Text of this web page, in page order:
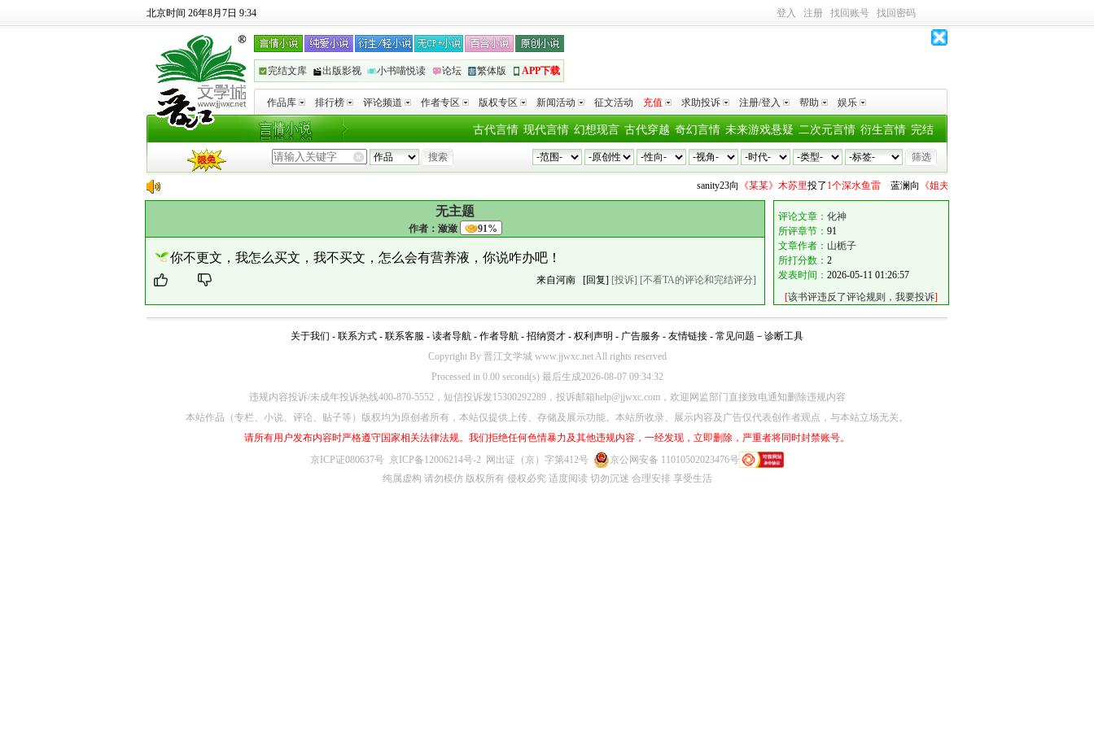
北京时间 26年8月7日 9:34 登入 注册 找回账号 找回密码
完结文库 出版影视 小书喵悦读 论坛 繁体版 APP下载
作品库 排行榜 评论频道 作者专区 版权专区 新闻活动 征文活动 充值 求助投诉 注册/登入 帮助 娱乐
完结
衍生言情
二次元言情
未来游戏悬疑
奇幻言情
古代穿越
幻想现言
现代言情
古代言情
sanity23向《某某》木苏里投了1个深水鱼雷 蓝澜向《姐夫请自重》耳鹿
无主题
作者： 潋潋 91%
你不更文，我怎么买文，我不买文，怎么会有营养液，你说咋办吧！
来自河南 [回复] [投诉] [不看TA的评论和完结评分]
评论文章： 化神
所评章节： 91
文章作者： 山栀子
所打分数： 2
发表时间： 2026-05-11 01:26:57
[该书评违反了评论规则，我要投诉]
关于我们 - 联系方式 - 联系客服 - 读者导航 - 作者导航 - 招纳贤才 - 权利声明 - 广告服务 - 友情链接 - 常见问题 － 诊断工具
Copyright By 晋江文学城 www.jjwxc.net All rights reserved
Processed in 0.00 second(s) 最后生成2026-08-07 09:34:32
违规内容投诉/未成年投诉热线400-870-5552，短信投诉发15300292289，投诉邮箱help@jjwxc.com，欢迎网监部门直接致电通知删除违规内容
本站作品（专栏、小说、评论、贴子等）版权均为原创者所有，本站仅提供上传、存储及展示功能。本站所收录、展示内容及广告仅代表创作者观点，与本站立场无关。
请所有用户发布内容时严格遵守国家相关法律法规。我们拒绝任何色情暴力及其他违规内容，一经发现，立即删除，严重者将同时封禁账号。
京ICP证080637号 京ICP备12006214号-2 网出证（京）字第412号
京公网安备 11010502023476号
纯属虚构 请勿模仿 版权所有 侵权必究 适度阅读 切勿沉迷 合理安排 享受生活